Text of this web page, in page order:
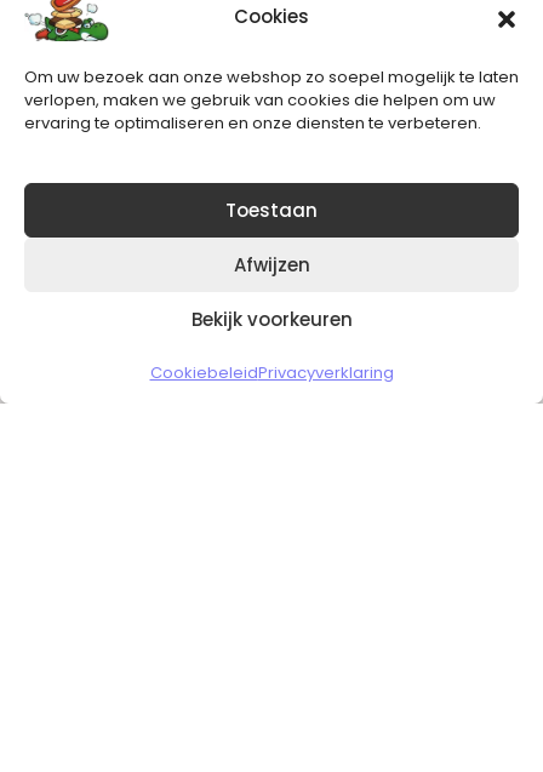
Cookies
Om uw bezoek aan onze webshop zo soepel mogelijk te laten
verlopen, maken we gebruik van cookies die helpen om uw
ervaring te optimaliseren en onze diensten te verbeteren.
Toestaan
Afwijzen
Bekijk voorkeuren
CookiebeleidPrivacyverklaring
Nieuwsbrief
Blijft op de hoogte van het laatste nieuws.